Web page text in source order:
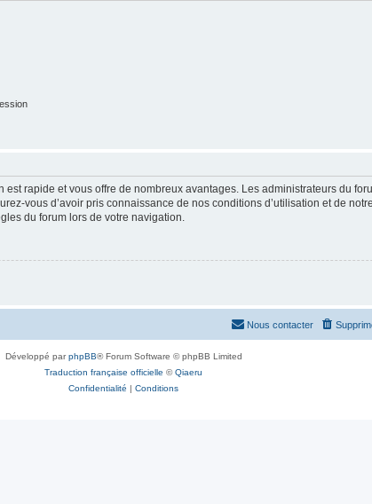
est rapide et vous offre de nombreux avantages. Les administrateurs du
vous d’avoir pris connaissance de nos conditions d’utilisation et de
du forum lors de votre navigation.
Nous contacter
Développé parphpBB® Forum Software © phpBB Limited
Traduction française officielle ©Qiaeru
Confidentialité | Conditions